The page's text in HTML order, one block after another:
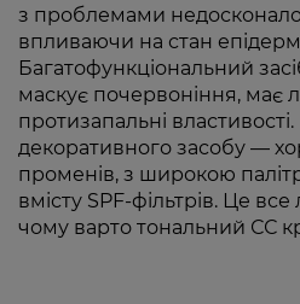
з проблемами
впливаючи на стан
Багатофункціональний
маскує почервоніння, має
протизапальні
декоративного засобу —
променів, з широкою
вмісту SPF-фільтрів. Це
чому варто тональний СС